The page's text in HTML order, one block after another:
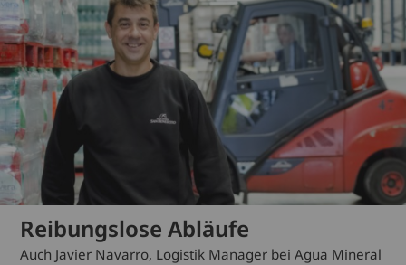
Reibungslose Abläufe
Auch Javier Navarro, Logistik Manager bei Agua Mineral